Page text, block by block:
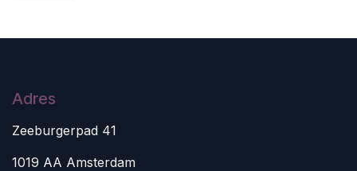
Adres
Zeeburgerpad 41
1019 AA Amsterdam